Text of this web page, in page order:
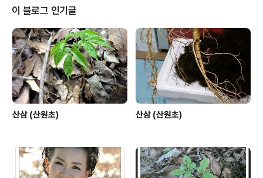
이 블로그 인기글
산삼 (산원초) 산삼 (산원초)